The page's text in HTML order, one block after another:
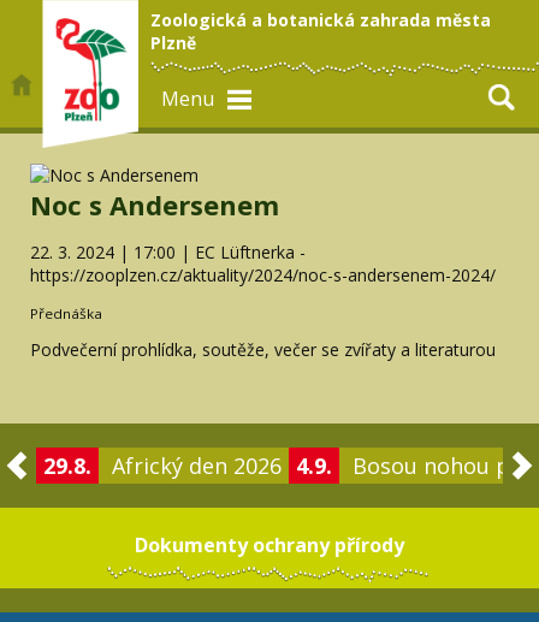
Zoologická a botanická zahrada města
Plzně
Menu
Noc s Andersenem
22. 3. 2024 | 17:00 | EC Lüftnerka -
https://zooplzen.cz/aktuality/2024/noc-s-andersenem-2024/
Přednáška
Podvečerní prohlídka, soutěže, večer se zvířaty a literaturou
29.8. Africký den 2026 4.9. Bosou nohou po
Dokumenty ochrany přírody